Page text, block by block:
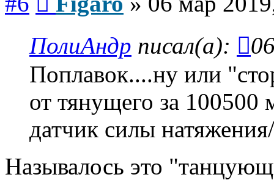
ПолиАндр писал(а):
Поплавок....ну или
от тянущего за 100500
датчик силы
Называлось это